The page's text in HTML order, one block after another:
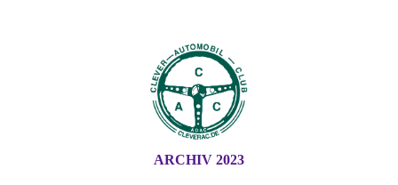
ARCHIV 2023